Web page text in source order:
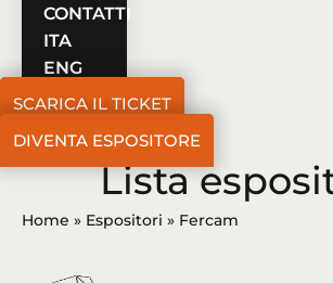
CONTATTI
ITA
ENG
SCARICA IL TICKET
DIVENTA ESPOSITORE
Lista
Home » Espositori » Fercam